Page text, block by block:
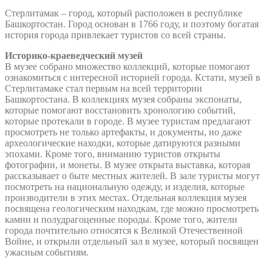
Стерлитамак – город, который расположен в республике
Башкортостан. Город основан в 1766 году, и поэтому богатая
история города привлекает туристов со всей страны.
Историко-краеведческий музей
В музее собрано множество коллекций, которые помогают
ознакомиться с интересной историей города. Кстати, музей в
Стерлитамаке стал первым на всей территории
Башкортостана. В коллекциях музея собраны экспонаты,
которые помогают восстановить хронологию событий,
которые протекали в городе. В музее туристам предлагают
просмотреть не только артефакты, и документы, но даже
археологические находки, которые датируются разными
эпохами. Кроме того, вниманию туристов открыты
фотографии, и монеты. В музее открыта выставка, которая
рассказывает о быте местных жителей. В зале туристы могут
посмотреть на национальную одежду, и изделия, которые
производители в этих местах. Отдельная коллекция музея
посвящена геологическим находкам, где можно просмотреть
камни и полудрагоценные породы. Кроме того, жители
города почтительно относятся к Великой Отечественной
Войне, и открыли отдельный зал в музее, который посвящен
ужасным событиям.